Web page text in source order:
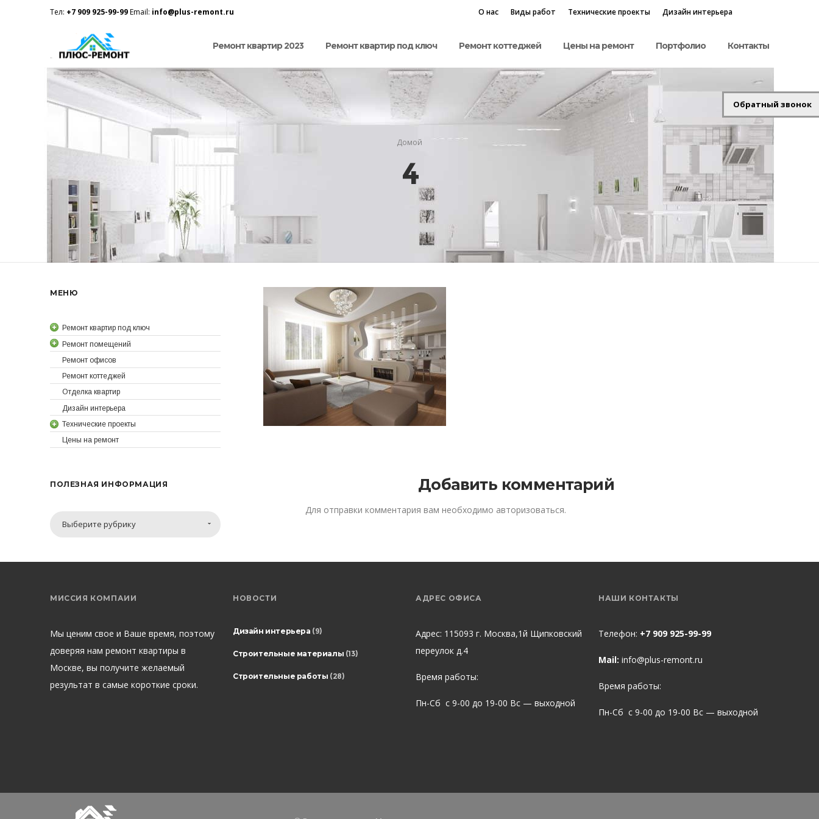
Тел: +7 909 925-99-99Email: info@plus-remont.ru О нас Виды работ Технические проекты Дизайн интерьера
Ремонт квартир 2023 Ремонт квартир под ключ Ремонт коттеджей Цены на ремонт Портфолио Контакты
Домой
4
Добавить комментарий
Для отправки комментария вам необходимо авторизоваться.
МЕНЮ
Ремонт квартир под ключ
Ремонт помещений
Ремонт офисов
Ремонт коттеджей
Отделка квартир
Дизайн интерьера
Технические проекты
Цены на ремонт
ПОЛЕЗНАЯ ИНФОРМАЦИЯ
Полезная
Выберите рубрику
МИССИЯ КОМПАИИ
Мы ценим свое и Ваше время, поэтому
доверяя нам ремонт квартиры в
Москве, вы получите желаемый
результат в самые короткие сроки.
НОВОСТИ
Дизайн интерьера (9)
Строительные материалы (13)
Строительные работы (28)
АДРЕС ОФИСА
Адрес: 115093 г. Москва,1й Щипковский
переулок д.4
Время работы:
Пн-Сб с 9-00 до 19-00 Вс — выходной
НАШИ КОНТАКТЫ
Телефон: +7 909 925-99-99
Mail: info@plus-remont.ru
Время работы:
Пн-Сб с 9-00 до 19-00 Вс — выходной
Обратный звонок